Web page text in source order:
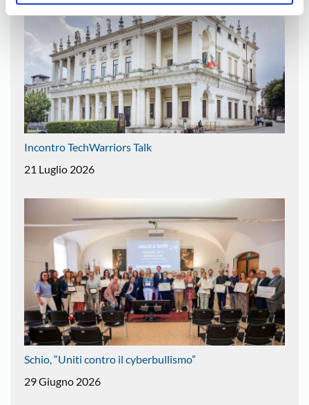
Incontro TechWarriors Talk
21 Luglio 2026
Schio, “Uniti contro il cyberbullismo”
29 Giugno 2026